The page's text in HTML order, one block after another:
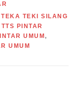
TEKA TEKI SILANG
PINTAR
UMUM ,
UMUM